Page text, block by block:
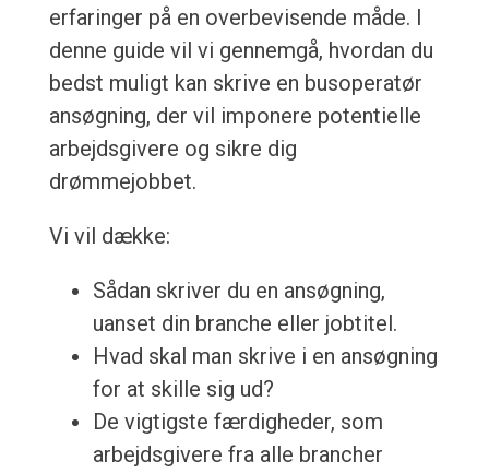
erfaringer på en overbevisende måde. I
denne guide vil vi gennemgå, hvordan du
bedst muligt kan skrive en busoperatør
ansøgning, der vil imponere potentielle
arbejdsgivere og sikre dig
drømmejobbet.
Vi vil dække:
Sådan skriver du en ansøgning,
uanset din branche eller jobtitel.
Hvad skal man skrive i en ansøgning
for at skille sig ud?
De vigtigste færdigheder, som
arbejdsgivere fra alle brancher